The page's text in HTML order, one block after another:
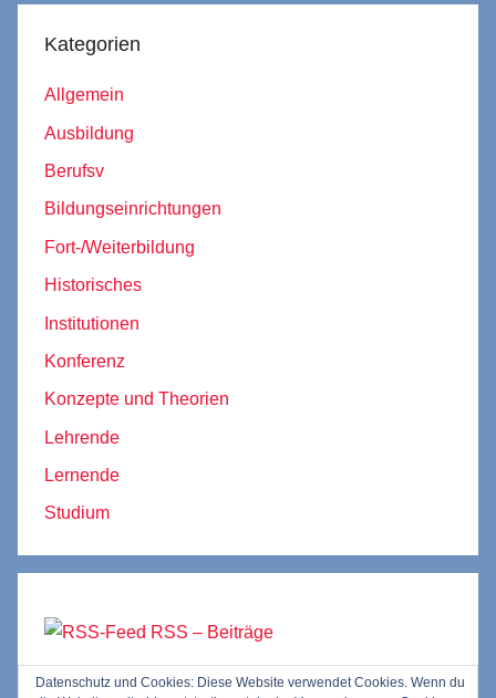
Kategorien
Allgemein
Ausbildung
Berufsv
Bildungseinrichtungen
Fort-/Weiterbildung
Historisches
Institutionen
Konferenz
Konzepte und Theorien
Lehrende
Lernende
Studium
RSS – Beiträge
RSS – Kommentare
Datenschutz und Cookies: Diese Website verwendet Cookies. Wenn du